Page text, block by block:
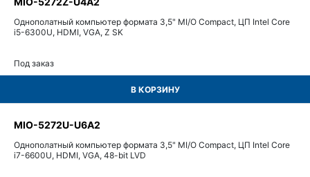
Однополатный компьютер формата 3,5" MI/O Compact, ЦП Intel Core
i5-6300U, HDMI, VGA, Z SK
Под заказ
В КОРЗИНУ
MIO-5272U-U6A2
Однополатный компьютер формата 3,5" MI/O Compact, ЦП Intel Core
i7-6600U, HDMI, VGA, 48-bit LVD